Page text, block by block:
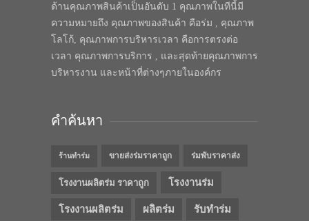
ด้านคุณภาพสินค้าเป็นอันดับ 1 คุณภาพในทีนี้มี
ความหมายถึง คุณภาพของสินค้า คือร่ม , คุณภาพ
โลโก้, คุณภาพการบริหารเวลา คือการตรงต่อ
เวลา คุณภาพการบริการ , และสุดท้ายคุณภาพการ
บริหารงาน และหน้าที่ต่างๆภายในองค์กร
คำค้นหา
ร้านทำร่ม ขายส่งร่มราคาถูก ร่มพับราคาส่ง
โรงงานผลิตร่ม ราคาถูก โรงงานร่ม
โรงงานผลิตร่ม ผลิตร่ม รับทำร่ม